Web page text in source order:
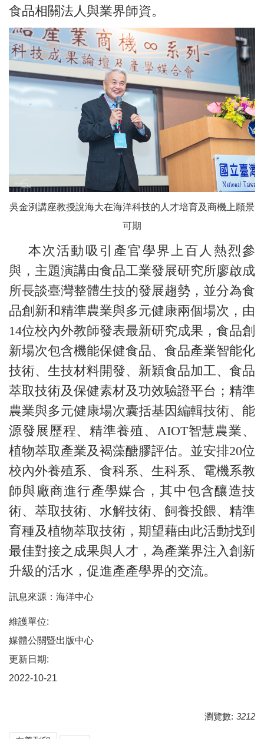
食品相關法人與業界師資。
吳金洌講座教授說海大在海洋科技的人才培育及商機上願景
可期
本次活動吸引產官學界上百人熱烈參
與，主題演講由食品工業發展研究所廖啟成
所長談臺灣整體生技的發展趨勢，並分為食
品創新和精準農業與多元健康兩個場次，由
14位校內外教師發表最新研究成果，食品創
新場次包含機能保健食品、食品產業智能化
技術、生技材料開發、新穎食品加工、食品
萃取技術及保健素材及功效驗證平台；精準
農業與多元健康場次囊括基因編輯技術、能
源發展歷程、精準養殖、AIOT智慧農業、
植物萃取產業及褐藻醣膠評估。並安排20位
校內外養殖系、食科系、生科系、電機系教
師與廠商進行產學媒合，其中包含釀造技
術、萃取技術、水解技術、飼養投餵、精準
育種及植物萃取技術，期望藉由此活動找到
最佳對接之成果與人才，為產業界注入創新
升級的活水，促進產產學界的交流。
訊息來源：海洋中心
維護單位:
媒體公關暨出版中心
更新日期:
2022-10-21
瀏覽數: 3212